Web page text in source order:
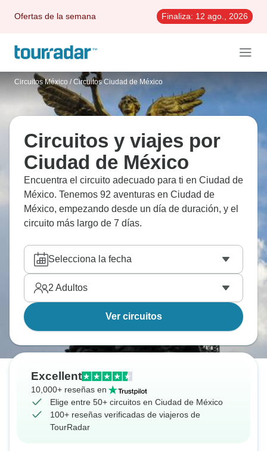
Ofertas de la semana Finaliza: 12 ago., 2026
Circuitos México / Circuitos Ciudad de México
Circuitos y viajes por
Ciudad de México
Encuentra el circuito adecuado para ti en Ciudad de
México. Tenemos 92 aventuras en Ciudad de
México, empezando desde un día de duración, y el
circuito más largo de 7 días.
Selecciona la fecha
2 Adultos
Ver circuitos
Excellent
10,000+ reseñas en
Elige entre 50+ circuitos en Ciudad de México
100+ reseñas verificadas de viajeros de
TourRadar